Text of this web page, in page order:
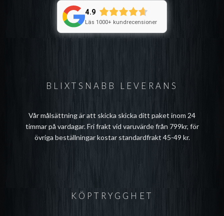
BLIXTSNABB LEVERANS
Vår målsättning är att skicka skicka ditt paket inom 24
timmar på vardagar. Fri frakt vid varuvärde från 799kr, för
övriga beställningar kostar standardfrakt 45-49 kr.
4.9
Läs 1000+ kundrecensioner
KÖPTRYGGHET